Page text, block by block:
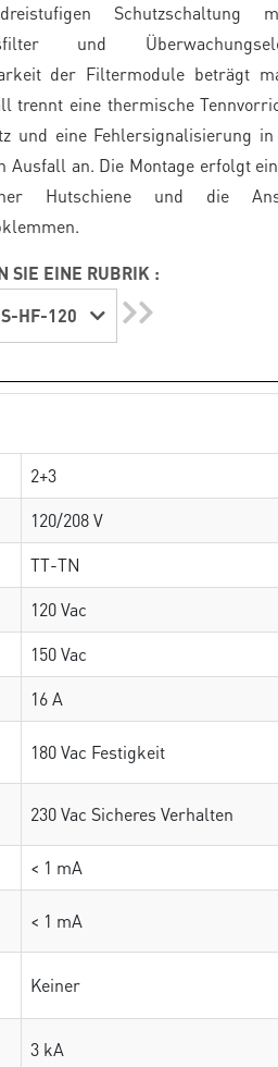
Schutzschaltung
und
der Filtermodule beträgt
trennt eine thermische
und eine Fehlersignalisierung
Ausfall an. Die Montage erfolgt
Hutschiene und die
SIE EINE RUBRIK :
HF-120
2+3
120/208 V
TT-TN
120 Vac
150 Vac
16 A
180 Vac Festigkeit
230 Vac Sicheres Verhalten
< 1 mA
< 1 mA
Keiner
3 kA